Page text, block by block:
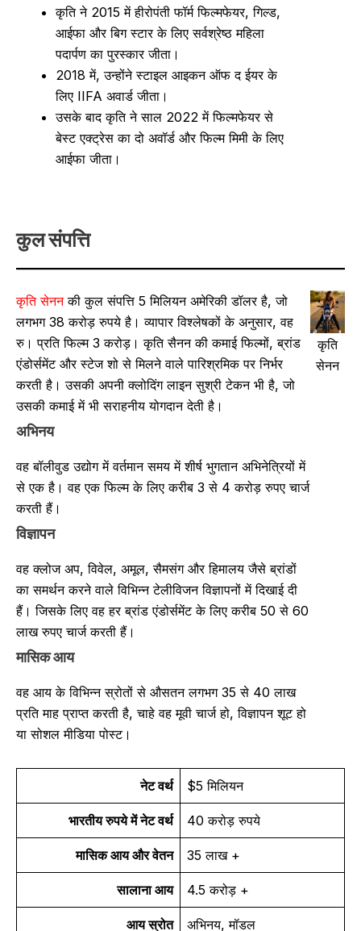
कृति ने 2015 में हीरोपंती फॉर्म फिल्मफेयर, गिल्ड,
आईफा और बिग स्टार के लिए सर्वश्रेष्ठ महिला
पदार्पण का पुरस्कार जीता।
2018 में, उन्होंने स्टाइल आइकन ऑफ द ईयर के
लिए IIFA अवार्ड जीता।
उसके बाद कृति ने साल 2022 में फिल्मफेयर से
बेस्ट एक्ट्रेस का दो अवॉर्ड और फिल्म मिमी के लिए
आईफा जीता।
कुल संपत्ति
कृति सेननकी कुल संपत्ति 5 मिलियन अमेरिकी डॉलर है, जो
लगभग 38 करोड़ रुपये है। व्यापार विश्लेषकों के अनुसार, वह
रु। प्रति फिल्म 3 करोड़। कृति सैनन की कमाई फिल्मों, ब्रांड
एंडोर्समेंट और स्टेज शो से मिलने वाले पारिश्रमिक पर निर्भर
करती है। उसकी अपनी क्लोदिंग लाइन सुश्री टेकन भी है, जो
उसकी कमाई में भी सराहनीय योगदान देती है।
अभिनय
वह बॉलीवुड उद्योग में वर्तमान समय में शीर्ष भुगतान अभिनेत्रियों में
से एक है। वह एक फिल्म के लिए करीब 3 से 4 करोड़ रुपए चार्ज
करती हैं।
विज्ञापन
वह क्लोज अप, विवेल, अमूल, सैमसंग और हिमालय जैसे ब्रांडों
का समर्थन करने वाले विभिन्न टेलीविजन विज्ञापनों में दिखाई दी
हैं। जिसके लिए वह हर ब्रांड एंडोर्समेंट के लिए करीब 50 से 60
लाख रुपए चार्ज करती हैं।
मासिक आय
वह आय के विभिन्न स्रोतों से औसतन लगभग 35 से 40 लाख
प्रति माह प्राप्त करती है, चाहे वह मूवी चार्ज हो, विज्ञापन शूट हो
या सोशल मीडिया पोस्ट।
कृति
सेनन
नेट वर्थ $5 मिलियन
भारतीय रुपये में नेट वर्थ 40 करोड़ रुपये
मासिक आय और वेतन 35 लाख +
सालाना आय 4.5 करोड़ +
आय स्रोत अभिनय, मॉडल